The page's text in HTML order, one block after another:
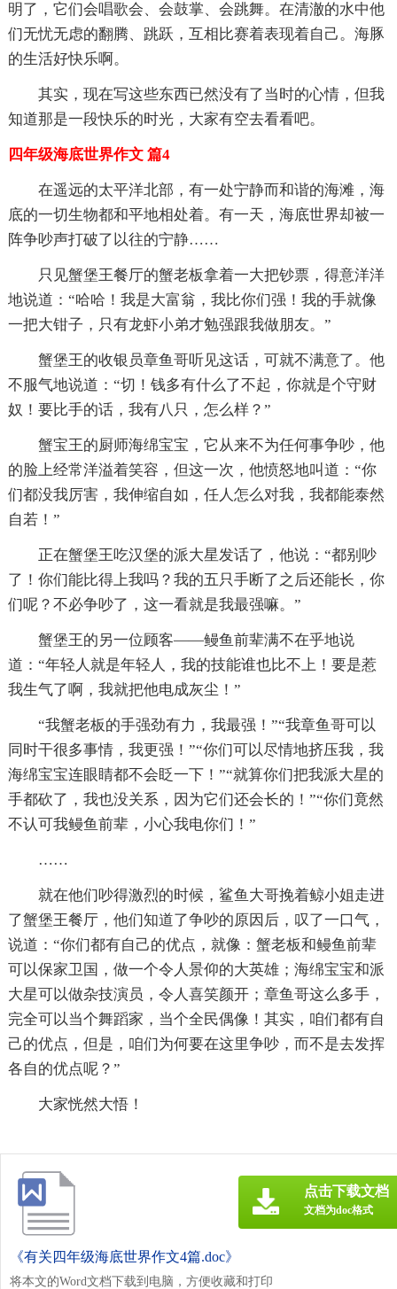
明了，它们会唱歌会、会鼓掌、会跳舞。在清澈的水中他
们无忧无虑的翻腾、跳跃，互相比赛着表现着自己。海豚
的生活好快乐啊。
其实，现在写这些东西已然没有了当时的心情，但我
知道那是一段快乐的时光，大家有空去看看吧。
四年级海底世界作文 篇4
在遥远的太平洋北部，有一处宁静而和谐的海滩，海
底的一切生物都和平地相处着。有一天，海底世界却被一
阵争吵声打破了以往的宁静……
只见蟹堡王餐厅的蟹老板拿着一大把钞票，得意洋洋
地说道：“哈哈！我是大富翁，我比你们强！我的手就像
一把大钳子，只有龙虾小弟才勉强跟我做朋友。”
蟹堡王的收银员章鱼哥听见这话，可就不满意了。他
不服气地说道：“切！钱多有什么了不起，你就是个守财
奴！要比手的话，我有八只，怎么样？”
蟹宝王的厨师海绵宝宝，它从来不为任何事争吵，他
的脸上经常洋溢着笑容，但这一次，他愤怒地叫道：“你
们都没我厉害，我伸缩自如，任人怎么对我，我都能泰然
自若！”
正在蟹堡王吃汉堡的派大星发话了，他说：“都别吵
了！你们能比得上我吗？我的五只手断了之后还能长，你
们呢？不必争吵了，这一看就是我最强嘛。”
蟹堡王的另一位顾客——鳗鱼前辈满不在乎地说
道：“年轻人就是年轻人，我的技能谁也比不上！要是惹
我生气了啊，我就把他电成灰尘！”
“我蟹老板的手强劲有力，我最强！”“我章鱼哥可以
同时干很多事情，我更强！”“你们可以尽情地挤压我，我
海绵宝宝连眼睛都不会眨一下！”“就算你们把我派大星的
手都砍了，我也没关系，因为它们还会长的！”“你们竟然
不认可我鳗鱼前辈，小心我电你们！”
……
就在他们吵得激烈的时候，鲨鱼大哥挽着鲸小姐走进
了蟹堡王餐厅，他们知道了争吵的原因后，叹了一口气，
说道：“你们都有自己的优点，就像：蟹老板和鳗鱼前辈
可以保家卫国，做一个令人景仰的大英雄；海绵宝宝和派
大星可以做杂技演员，令人喜笑颜开；章鱼哥这么多手，
完全可以当个舞蹈家，当个全民偶像！其实，咱们都有自
己的优点，但是，咱们为何要在这里争吵，而不是去发挥
各自的优点呢？”
大家恍然大悟！
《有关四年级海底世界作文4篇.doc》
将本文的Word文档下载到电脑，方便收藏和打印
点击下载文档
文档为doc格式